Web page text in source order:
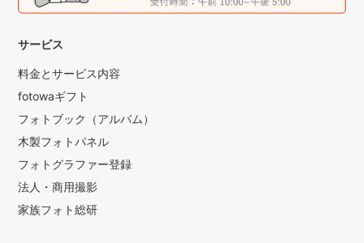
サービス
料金とサービス内容
fotowaギフト
フォトブック（アルバム）
木製フォトパネル
フォトグラファー登録
法人・商用撮影
家族フォト総研